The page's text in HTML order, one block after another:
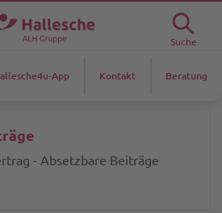
Suche
App Kontakt Beratung
- Absetzbare Beiträge